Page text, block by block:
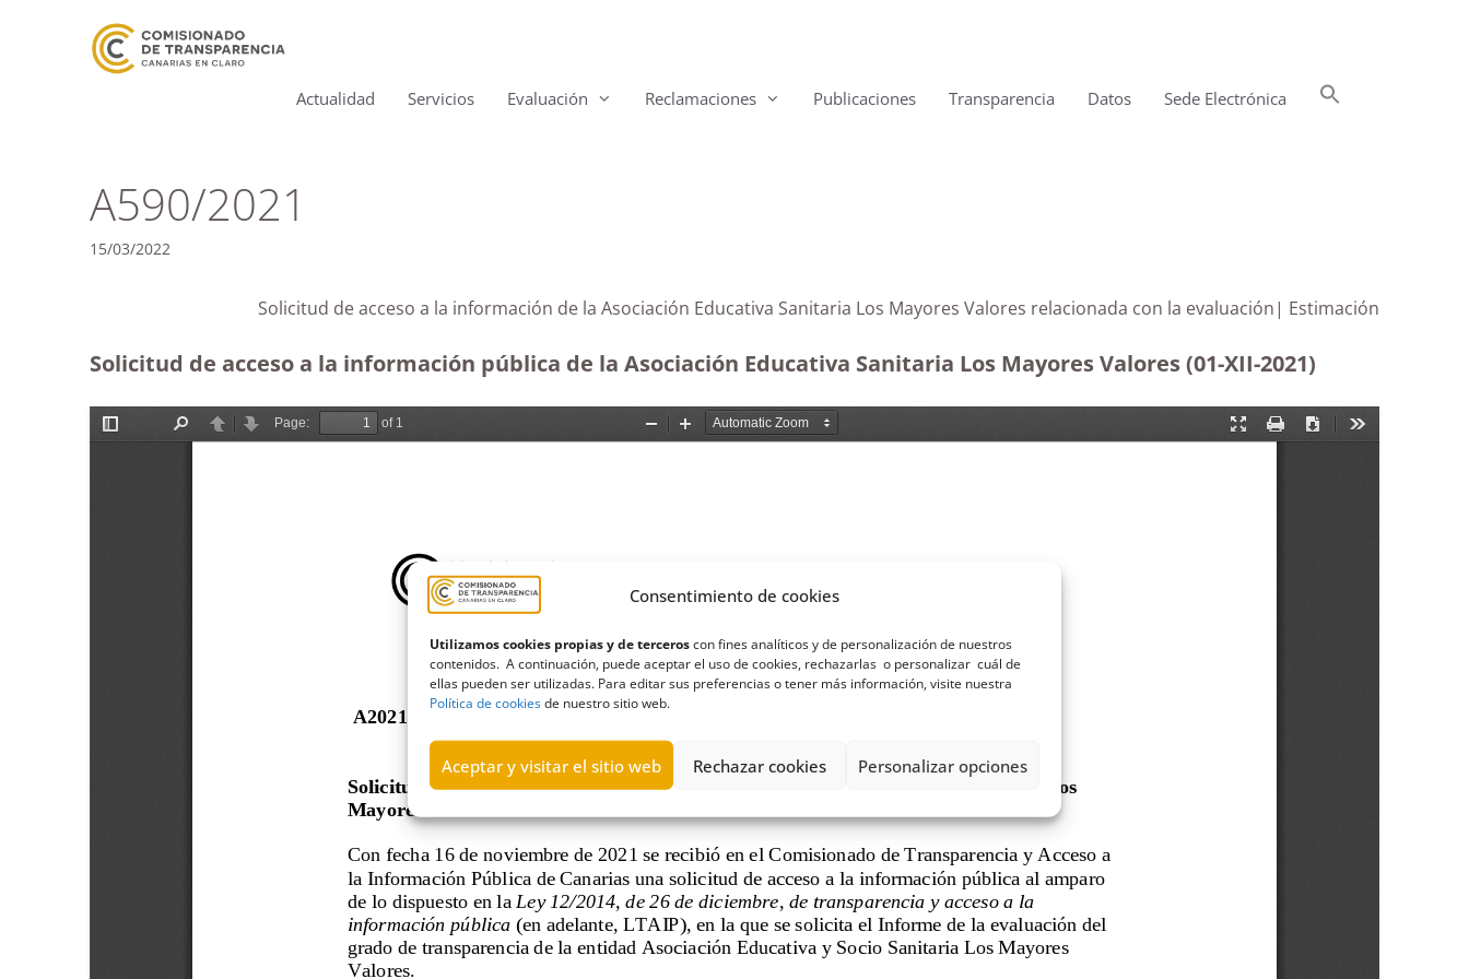
Consentimiento de cookies
Utilizamos cookies propias y de terceroscon fines analíticos y de personalización de nuestros
contenidos. A continuación, puede aceptar el uso de cookies, rechazarlas o personalizar cuál de
ellas pueden ser utilizadas. Para editar sus preferencias o tener más información, visite nuestra
Política de cookiesde nuestro sitio web.
Aceptar y visitar el sitio web Rechazar cookies Personalizar opciones
Actualidad Servicios Evaluación Reclamaciones Publicaciones Transparencia Datos Sede Electrónica
A590/2021
15/03/2022
Solicitud de acceso a la información de la Asociación Educativa Sanitaria Los Mayores Valores relacionada con la evaluación| Estimación
Solicitud de acceso a la información pública de la Asociación Educativa Sanitaria Los Mayores Valores (01-XII-2021)